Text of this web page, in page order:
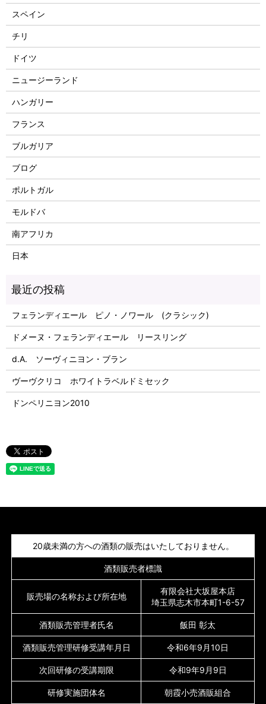
スペイン
チリ
ドイツ
ニュージーランド
ハンガリー
フランス
ブルガリア
ブログ
ポルトガル
モルドバ
南アフリカ
日本
フェランディエール ピノ・ノワール (クラシック)
ドメーヌ・フェランディエール リースリング
d.A. ソーヴィニヨン・ブラン
ヴーヴクリコ ホワイトラベルドミセック
ドンペリニヨン2010
20歳未満の方への酒類の販売はいたしておりません。
酒類販売者標識
販売場の名称および所在地
有限会社大坂屋本店
埼玉県志木市本町1-6-57
酒類販売管理者氏名 飯田 彰太
酒類販売管理研修受講年月日 令和6年9月10日
次回研修の受講期限 令和9年9月9日
研修実施団体名 朝霞小売酒販組合